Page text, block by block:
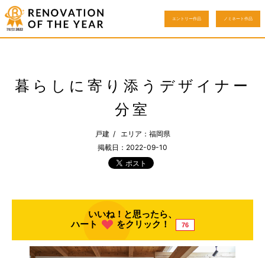
エントリー作品 ノミネート作品
暮らしに寄り添うデザイナー
分室
戸建 / エリア：福岡県
掲載日：2022-09-10
いいね！と思ったら、
ハート
をクリック！ 76